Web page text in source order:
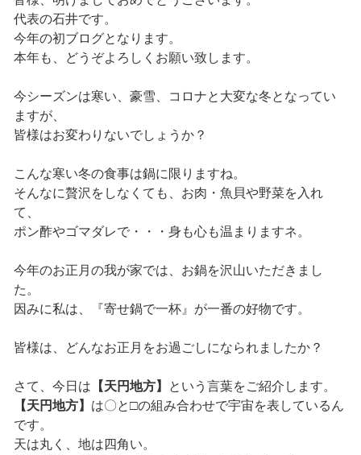
代表の石井です。
今年の初ブログとなります。
本年も、どうぞよろしくお願い致します。
今シーズンは寒い、豪雪、コロナと大変な冬となってい
ますが、
皆様はお変わりないでしょうか？
こんな寒い冬の食事は鍋に限りますね。
そんなに贅沢をしなくても、お肉・魚貝や野菜を入れ
て、
ポン酢やゴマダレで・・・身も心も温まりますネ。
今年のお正月の我が家では、お鍋を沢山いただきまし
た。
因みに私は、『寄せ鍋で一杯』が一番の好物です。
皆様は、どんなお正月をお過ごしになられましたか？
さて、今日は 【天円地方】
という言葉をご紹介します。
【天円地方】 は〇と□の組み合わせで宇宙を表しているん
です。
天は丸く、地は四角い。